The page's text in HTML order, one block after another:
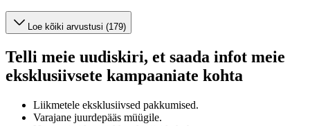
Loe kõiki arvustusi (179)
Telli meie uudiskiri, et saada infot meie
eksklusiivsete kampaaniate kohta
Liikmetele eksklusiivsed pakkumised.
Varajane juurdepääs müügile.